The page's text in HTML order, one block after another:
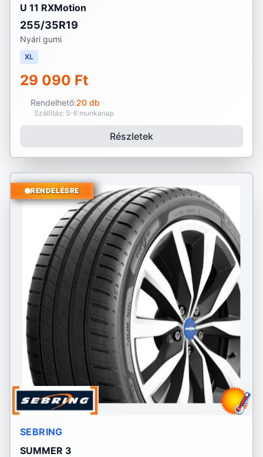
U 11 RXMotion
255/35R19
Nyári gumi
XL
29 090 Ft
Rendelhető:20 db
Szállítás: 5-6 munkanap
Részletek
RENDELÉSRE
SEBRING
SUMMER 3